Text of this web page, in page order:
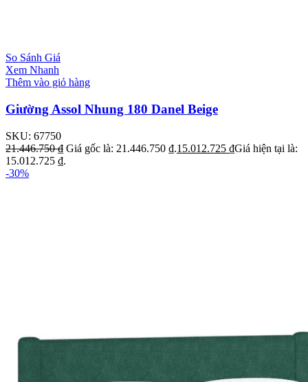
So Sánh Giá
Xem Nhanh
Thêm vào giỏ hàng
Giường Assol Nhung 180 Danel Beige
SKU: 67750
21.446.750₫ Giá gốc là: 21.446.750 ₫.15.012.725 ₫Giá hiện tại là:
15.012.725 ₫.
-30%